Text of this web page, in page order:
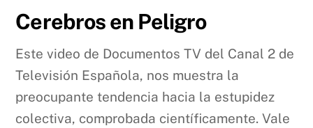
Cerebros en Peligro
Este video de Documentos TV del Canal 2 de
Televisión Española, nos muestra la
preocupante tendencia hacia la estupidez
colectiva, comprobada científicamente. Vale